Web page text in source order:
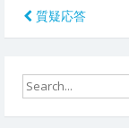
投
稿
ナ
ビ
質疑応答